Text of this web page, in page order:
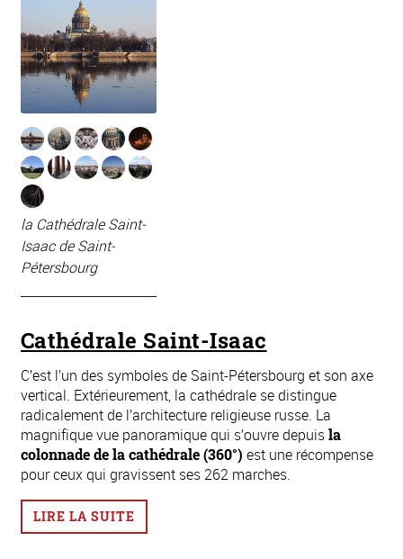
la Cathédrale Saint-
Isaac de Saint-
Pétersbourg
Cathédrale Saint-Isaac
C’est l’un des symboles de Saint-Pétersbourg et son axe
vertical. Extérieurement, la cathédrale se distingue
radicalement de l’architecture religieuse russe. La
magnifique vue panoramique qui s’ouvre depuisla
colonnade de la cathédrale (360°) est une récompense
pour ceux qui gravissent ses 262 marches.
LIRE LA SUITE